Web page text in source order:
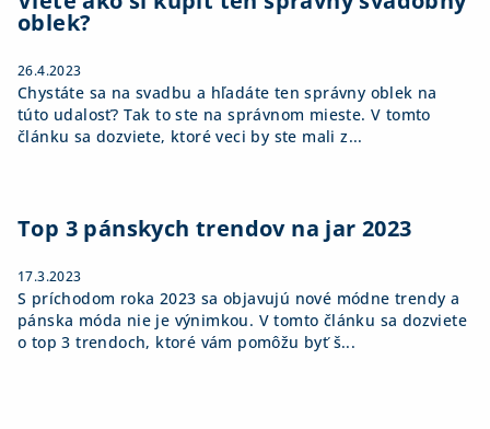
oblek?
26.4.2023
Chystáte sa na svadbu a hľadáte ten správny oblek na
túto udalosť? Tak to ste na správnom mieste. V tomto
článku sa dozviete, ktoré veci by ste mali z...
Top 3 pánskych trendov na jar 2023
17.3.2023
S príchodom roka 2023 sa objavujú nové módne trendy a
pánska móda nie je výnimkou. V tomto článku sa dozviete
o top 3 trendoch, ktoré vám pomôžu byť š...